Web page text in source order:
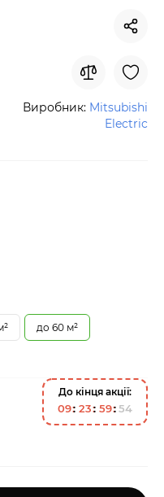
Виробник: Mitsubishi
Electric
до 60 м²
До кінця акції:
09 23 59 53